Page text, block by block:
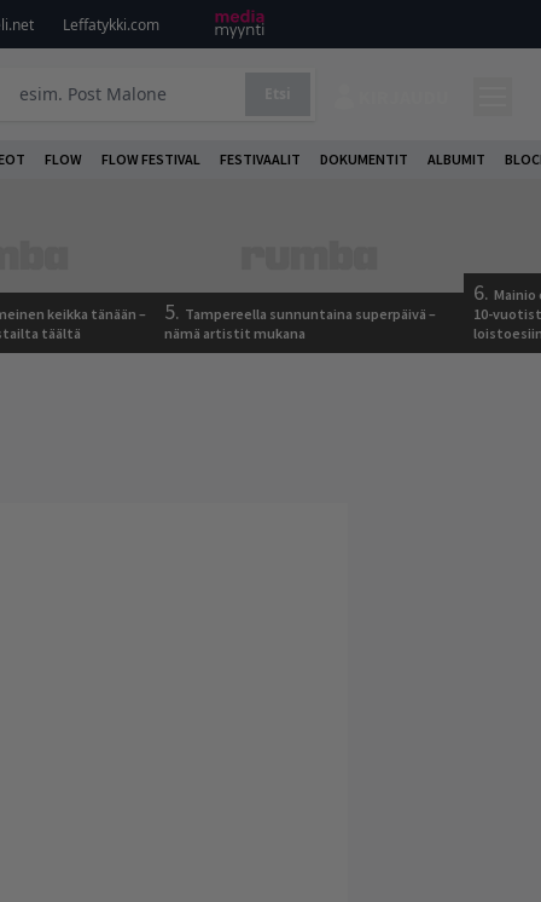
Leffatykki.com
FLOW FLOW FESTIVAL FESTIVAALIT DOKUMENTIT ALBUMIT
keikka tänään –
täältä
5. Tampereella sunnuntaina superpäivä –
nämä artistit mukana
6.
10-